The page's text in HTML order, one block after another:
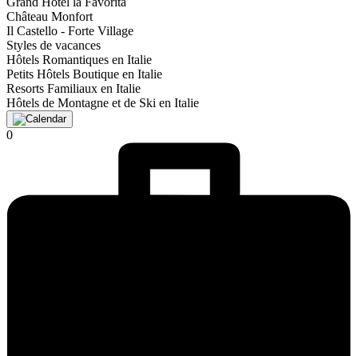
Château Monfort
Il Castello - Forte Village
Styles de vacances
Hôtels Romantiques en Italie
Petits Hôtels Boutique en Italie
Resorts Familiaux en Italie
Hôtels de Montagne et de Ski en Italie
0